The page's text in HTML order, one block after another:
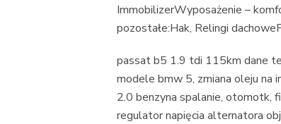
ImmobilizerWyposażenie –
pozostałe:Hak, Relingi
passat b5 1.9 tdi 115km dane
modele bmw 5, zmiana oleju na
2.0 benzyna spalanie, otomotk,
regulator napięcia alternatora